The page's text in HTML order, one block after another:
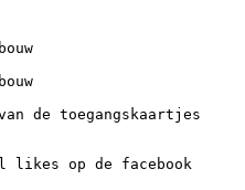
de toegangskaartjes
likes op de facebook